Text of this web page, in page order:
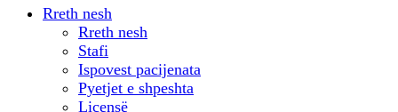
Rreth nesh
Rreth nesh
Stafi
Ispovest pacijenata
Pyetjet e shpeshta
Liçensë